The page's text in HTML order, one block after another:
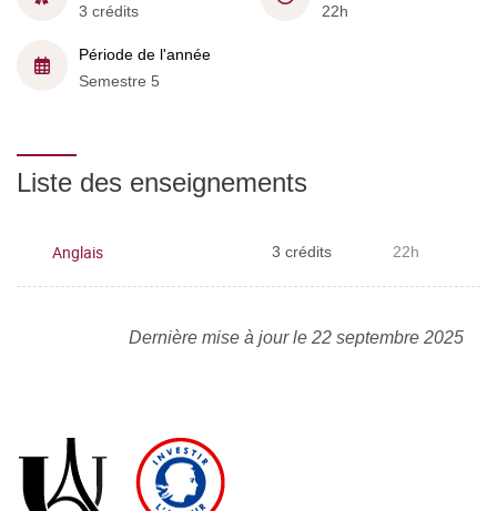
3 crédits
22h
Période de l'année
Semestre 5
Liste des enseignements
Anglais 3 crédits 22h
Dernière mise à jour le 22 septembre 2025